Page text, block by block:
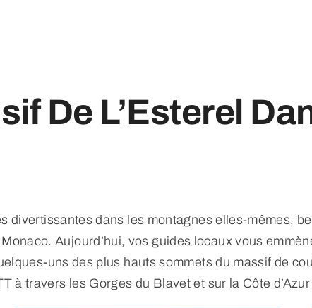
De L’Esterel
divertissantes dans les montagnes elles-mêmes,
Aujourd’hui, vos guides locaux vous
uns des plus hauts sommets du massif de
à travers les Gorges du Blavet et sur la Côte